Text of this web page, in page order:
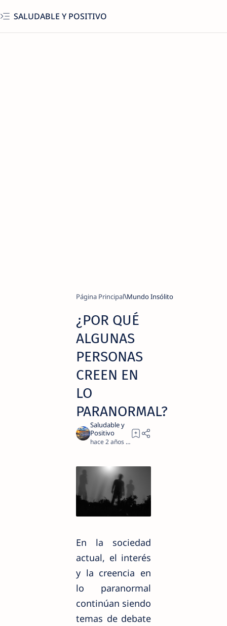
SALUDABLE Y POSITIVO
Página Principal Mundo Insólito
¿POR QUÉ
ALGUNAS
PERSONAS
CREEN EN
LO
PARANORMAL?
hace 2 años 2
En la sociedad
actual, el interés
y la creencia en
lo paranormal
continúan siendo
temas de debate